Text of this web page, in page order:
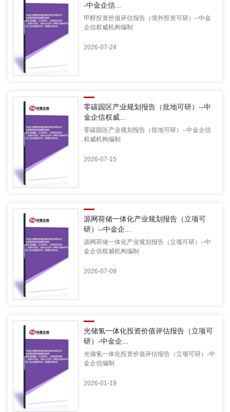
-中金企信...
甲醇投资价值评估报告（境外投资可研）--中金
企信权威机构编制
2026-07-24
零碳园区产业规划报告（批地可研）--中
金企信权威...
零碳园区产业规划报告（批地可研）--中金企信
权威机构编制
2026-07-15
源网荷储一体化产业规划报告（立项可
研）--中金企...
源网荷储一体化产业规划报告（立项可研）--中
金企信权威机构编制
2026-07-09
光储氢一体化投资价值评估报告（立项可
研）-中金企...
光储氢一体化投资价值评估报告（立项可研）-中
金企信编制
2026-01-19